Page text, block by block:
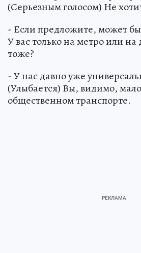
(Серьезным голосом) Не
- Если предложите, может
У вас только на метро или на
тоже?
- У нас давно уже
(Улыбается) Вы, видимо,
общественном транспорте.